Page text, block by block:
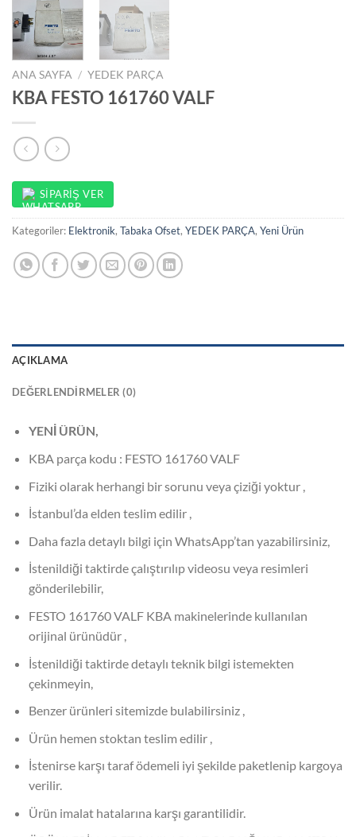
ANA SAYFA / YEDEK PARÇA
KBA FESTO 161760 VALF
SIPARIŞ VER
Kategoriler: Elektronik, Tabaka Ofset, YEDEK PARÇA, Yeni Ürün
AÇIKLAMA
DEĞERLENDIRMELER (0)
YENİ ÜRÜN,
KBA parça kodu : FESTO 161760 VALF
Fiziki olarak herhangi bir sorunu veya çiziği yoktur ,
İstanbul’da elden teslim edilir ,
Daha fazla detaylı bilgi için WhatsApp’tan yazabilirsiniz,
İstenildiği taktirde çalıştırılıp videosu veya resimleri
gönderilebilir,
FESTO 161760 VALF KBA makinelerinde kullanılan
orijinal ürünüdür ,
İstenildiği taktirde detaylı teknik bilgi istemekten
çekinmeyin,
Benzer ürünleri sitemizde bulabilirsiniz ,
Ürün hemen stoktan teslim edilir ,
İstenirse karşı taraf ödemeli iyi şekilde paketlenip kargoya
verilir.
Ürün imalat hatalarına karşı garantilidir.